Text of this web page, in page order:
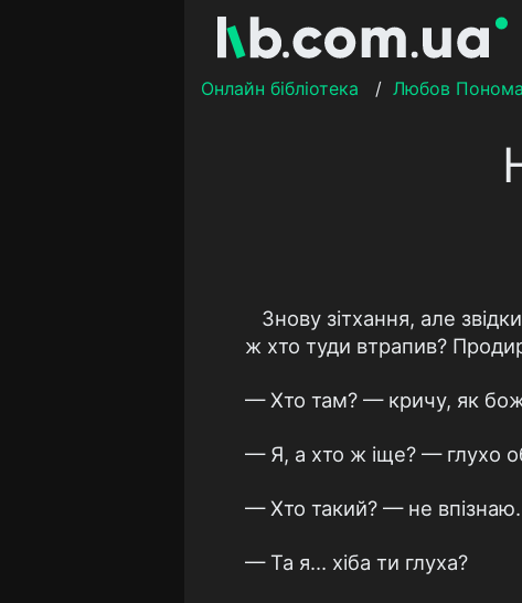
Онлайн бібліотека / Любов
Знову зітхання, але
ж хто туди втрапив?
— Хто там? — кричу, як
— Я, а хто ж іще? — глухо
— Хто такий? — не впізнаю.
— Та я… хіба ти глуха?